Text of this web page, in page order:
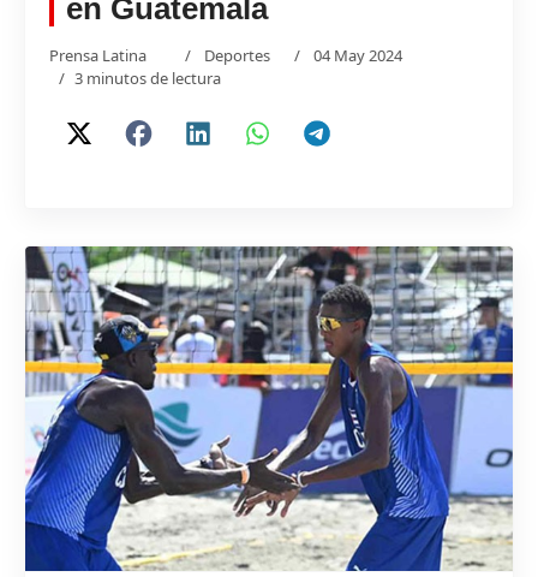
en Guatemala
Prensa Latina Deportes
04 May 2024
3 minutos de lectura